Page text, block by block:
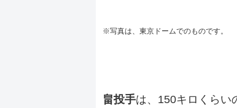
※写真は、東京ドームでのものです。
畠投手は、150キロくらい